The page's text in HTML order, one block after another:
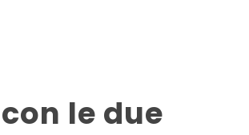
le due